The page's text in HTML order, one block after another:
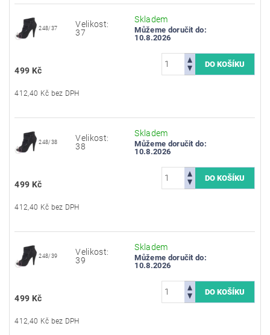
248/37
Velikost:
37
Skladem
Můžeme doručit do:
10.8.2026
499 Kč
412,40 Kč bez DPH
248/38
Velikost:
38
Skladem
Můžeme doručit do:
10.8.2026
499 Kč
412,40 Kč bez DPH
248/39
Velikost:
39
Skladem
Můžeme doručit do:
10.8.2026
499 Kč
412,40 Kč bez DPH